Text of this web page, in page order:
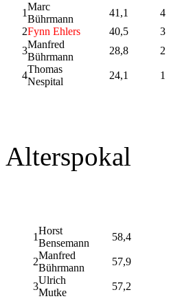
1
Marc
Bührmann
41,1
4
2Fynn Ehlers 40,5
3
3
Manfred
Bührmann
28,8 2
4
Thomas
Nespital
24,1 1
Alterspokal
1
Horst
Bensemann
58,4
2
Manfred
Bührmann
57,9
3
Ulrich
Mutke
57,2